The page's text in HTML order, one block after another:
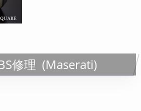
修理 (Maserati)